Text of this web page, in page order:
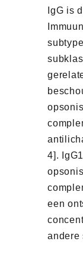
IgG is
4].
een
andere